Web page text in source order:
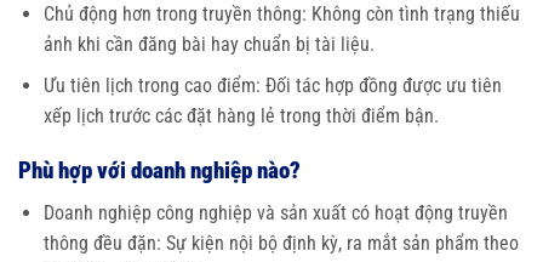
Chủ động hơn trong truyền thông: Không còn tình trạng thiếu
ảnh khi cần đăng bài hay chuẩn bị tài liệu.
Ưu tiên lịch trong cao điểm: Đối tác hợp đồng được ưu tiên
xếp lịch trước các đặt hàng lẻ trong thời điểm bận.
Phù hợp với doanh nghiệp nào?
Doanh nghiệp công nghiệp và sản xuất có hoạt động truyền
thông đều đặn: Sự kiện nội bộ định kỳ, ra mắt sản phẩm theo